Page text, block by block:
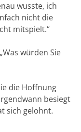
wusste, ich
nicht die
mitspielt.“
„Was würden Sie
die Hoffnung
besiegt
sich gelohnt.